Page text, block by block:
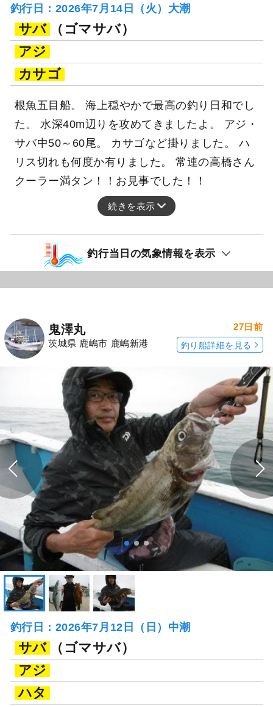
釣行日：2026年7月14日（火）大潮
サバ
（ゴマサバ）
アジ
カサゴ
根魚五目船。 海上穏やかで最高の釣り日和でし
た。 水深40m辺りを攻めてきましたよ。 アジ・
サバ中50～60尾。 カサゴなど掛りました。 ハ
リス切れも何度か有りました。 常連の高橋さん
クーラー満タン！！お見事でした！！
続きを表示
釣行当日の気象情報を表示
鬼澤丸
茨城県 鹿嶋市 鹿嶋新港
27日前
釣り船詳細を見る
釣行日：2026年7月12日（日）中潮
サバ
（ゴマサバ）
アジ
ハタ